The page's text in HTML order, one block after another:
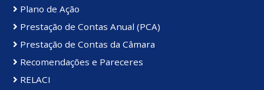
Plano de Ação
Prestação de Contas Anual (PCA)
Prestação de Contas da Câmara
Recomendações e Pareceres
RELACI